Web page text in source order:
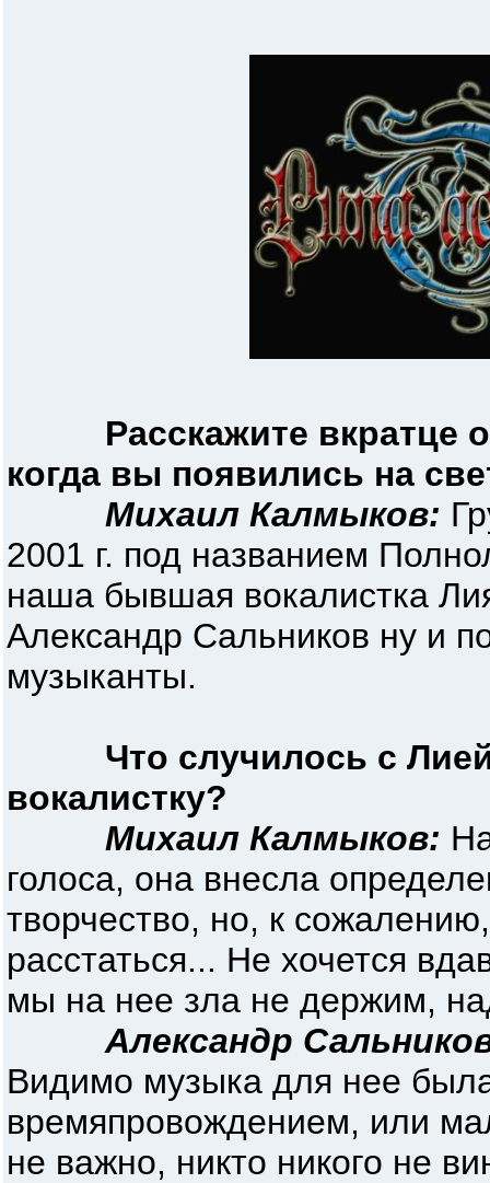
Расскажите вкратце
когда вы появились на
Михаил Калмыков:
2001 г. под названием
наша бывшая вокалистка
Александр Сальников ну и
музыканты.
Что случилось с
вокалистку?
Михаил Калмыков:
голоса, она внесла
творчество, но, к
расстаться... Не хочется
мы на нее зла не держим,
Александр
Видимо музыка для нее
времяпровождением, или
не важно, никто никого не